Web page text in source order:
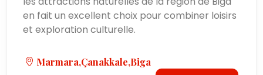
en fait un excellent choix pour combiner loisirs
et exploration culturelle.
Marmara,Çanakkale,Biga